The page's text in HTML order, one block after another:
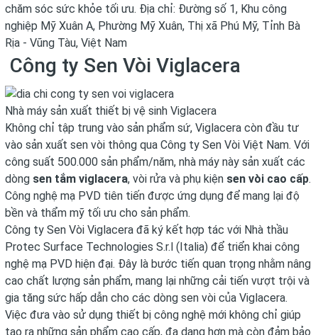
chăm sóc sức khỏe tối ưu. Địa chỉ: Đường số 1, Khu công
nghiệp Mỹ Xuân A, Phường Mỹ Xuân, Thị xã Phú Mỹ, Tỉnh Bà
Rịa - Vũng Tàu, Việt Nam
Công ty Sen Vòi Viglacera
Nhà máy sản xuất thiết bị vệ sinh Viglacera
Không chỉ tập trung vào sản phẩm sứ, Viglacera còn đầu tư
vào sản xuất sen vòi thông qua Công ty Sen Vòi Việt Nam. Với
công suất 500.000 sản phẩm/năm, nhà máy này sản xuất các
dòng sen tắm viglacera, vòi rửa và phụ kiện sen vòi cao cấp.
Công nghệ mạ PVD tiên tiến được ứng dụng để mang lại độ
bền và thẩm mỹ tối ưu cho sản phẩm.
Công ty Sen Vòi Viglacera đã ký kết hợp tác với Nhà thầu
Protec Surface Technologies S.r.l (Italia) để triển khai công
nghệ mạ PVD hiện đại. Đây là bước tiến quan trọng nhằm nâng
cao chất lượng sản phẩm, mang lại những cải tiến vượt trội và
gia tăng sức hấp dẫn cho các dòng sen vòi của Viglacera.
Việc đưa vào sử dụng thiết bị công nghệ mới không chỉ giúp
tạo ra những sản phẩm cao cấp, đa dạng hơn mà còn đảm bảo